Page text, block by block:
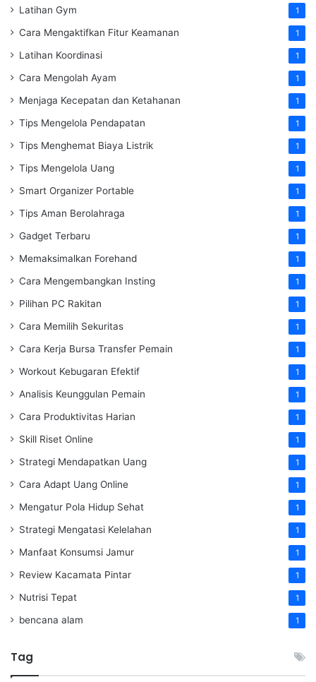
Latihan Gym 1
Cara Mengaktifkan Fitur Keamanan 1
Latihan Koordinasi 1
Cara Mengolah Ayam 1
Menjaga Kecepatan dan Ketahanan 1
Tips Mengelola Pendapatan 1
Tips Menghemat Biaya Listrik 1
Tips Mengelola Uang 1
Smart Organizer Portable 1
Tips Aman Berolahraga 1
Gadget Terbaru 1
Memaksimalkan Forehand 1
Cara Mengembangkan Insting 1
Pilihan PC Rakitan 1
Cara Memilih Sekuritas 1
Cara Kerja Bursa Transfer Pemain 1
Workout Kebugaran Efektif 1
Analisis Keunggulan Pemain 1
Cara Produktivitas Harian 1
Skill Riset Online 1
Strategi Mendapatkan Uang 1
Cara Adapt Uang Online 1
Mengatur Pola Hidup Sehat 1
Strategi Mengatasi Kelelahan 1
Manfaat Konsumsi Jamur 1
Review Kacamata Pintar 1
Nutrisi Tepat 1
bencana alam 1
Tag